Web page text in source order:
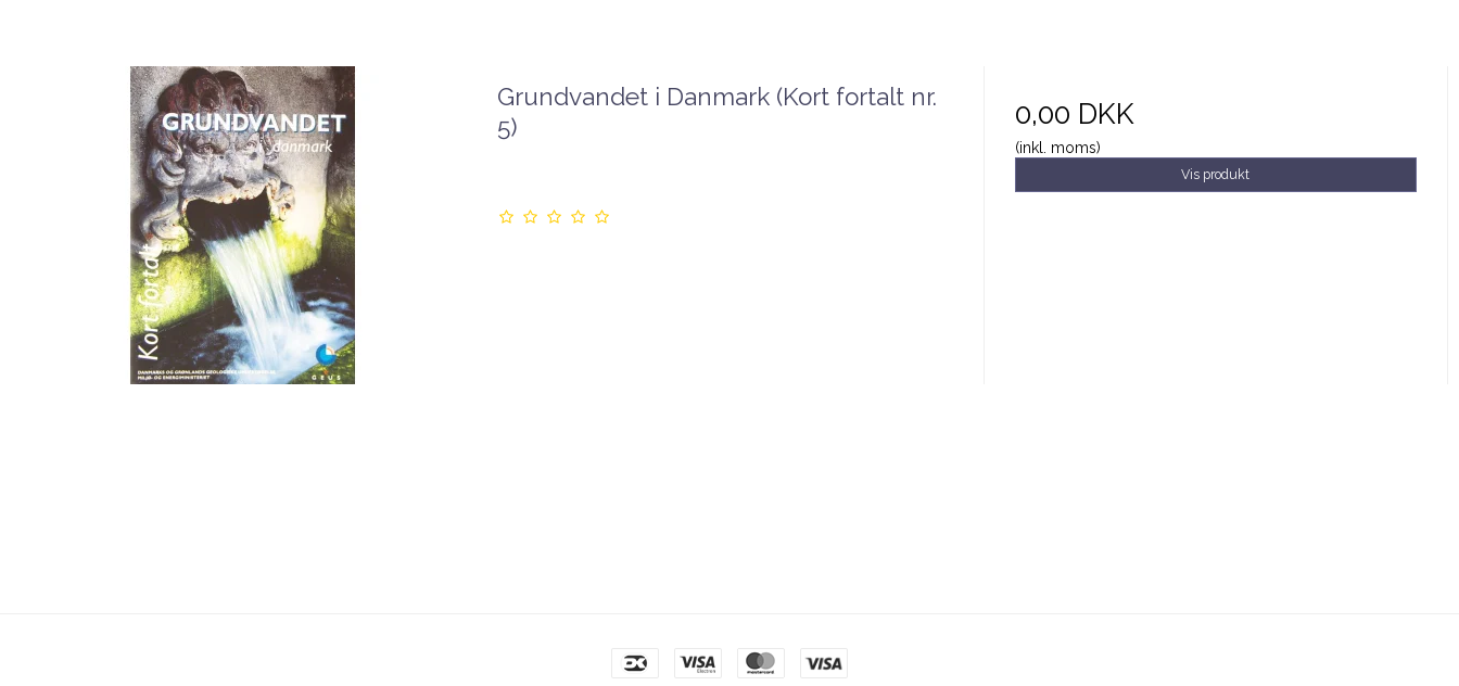
Grundvandet i Danmark (Kort fortalt nr.
5)
0,00 DKK
(inkl. moms)
Vis produkt